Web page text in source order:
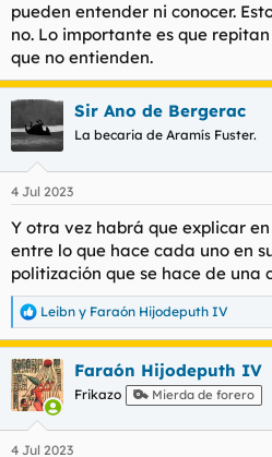
pueden entender ni conocer.
no. Lo importante es que
que no entienden.
Sir Ano de Bergerac
La becaria de Aramís Fuster.
4 Jul 2023
Y otra vez habrá que explicar
entre lo que hace cada uno en
politización que se hace de una
R
e
a
c
c
i
Leibn y Faraón Hijodeputh IV
Faraón Hijodeputh IV
Frikazo Mierda de forero
4 Jul 2023